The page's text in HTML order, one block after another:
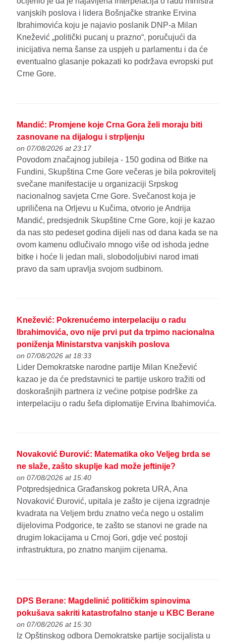
vanjskih poslova i lidera Bošnjačke stranke Ervina
Ibrahimovića koju je najavio poslanik DNP-a Milan
Knežević „politički pucanj u prazno“, poručujući da
inicijativa nema šanse za uspjeh u parlamentu i da će
eventualno glasanje pokazati ko podržava evropski put
Crne Gore.
Mandić: Promjene koje Crna Gora želi moraju biti
zasnovane na dijalogu i strpljenju
on 07/08/2026 at 23:17
Povodom značajnog jubileja - 150 godina od Bitke na
Fundini, Skupština Crne Gore večeras je bila pokrovitelj
svečane manifestacije u organizaciji Srpskog
nacionalnog savjeta Crne Gore. Svečanost koja je
upriličena na Orljevu u Kučima, otvorio je Andrija
Mandić, predsjednik Skupštine Crne Gore, koji je kazao
da nas sto pedeset godina dijeli nas od dana kada se na
ovom kamenu odlučivalo mnogo više od ishoda jedne
bitke i hoće li jedan mali, slobodoljubivi narod imati
pravo da sam upravlja svojom sudbinom.
Knežević: Pokrenućemo interpelaciju o radu
Ibrahimovića, ovo nije prvi put da trpimo nacionalna
poniženja Ministarstva vanjskih poslova
on 07/08/2026 at 18:33
Lider Demokratske narodne partije Milan Knežević
kazao je da će predstavnici te partije uskoro tražiti od
doskorašnjih partnera iz većine potpise podrške za
interpelaciju o radu šefa diplomatije Ervina Ibahimovića.
Novaković Đurović: Matematika oko Veljeg brda se
ne slaže, zašto skuplje kad može jeftinije?
on 07/08/2026 at 15:40
Potpredsjednica Građanskog pokreta URA, Ana
Novaković Đurović, upitala je zašto je cijena izgradnje
kvadrata na Veljem brdu znatno veća nego u ostalim
dijelovima Podgorice, te zašto se stanovi ne grade na
drugim lokacijama u Crnoj Gori, gdje već postoji
infrastruktura, po znatno manjim cijenama.
DPS Berane: Magdelinić političkim spinovima
pokušava sakriti katastrofalno stanje u KBC Berane
on 07/08/2026 at 15:30
Iz Opštinskog odbora Demokratske partije socijalista u